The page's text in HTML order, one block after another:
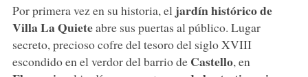
Por primera vez en su historia, el jardín histórico de
Villa La Quieteabre sus puertas al público. Lugar
secreto, precioso cofre del tesoro del siglo XVIII
escondido en el verdor del barrio de Castello, en